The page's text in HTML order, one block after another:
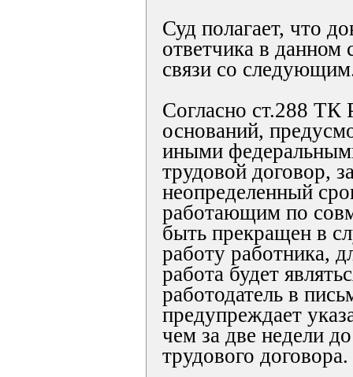
Суд полагает, что
ответчика в
связи со
Согласно ст.288
оснований,
иными
трудовой договор,
неопределенный
работающим по
быть прекращен в
работу работника,
работа будет
работодатель в
предупреждает
чем за две недели
трудового договора.